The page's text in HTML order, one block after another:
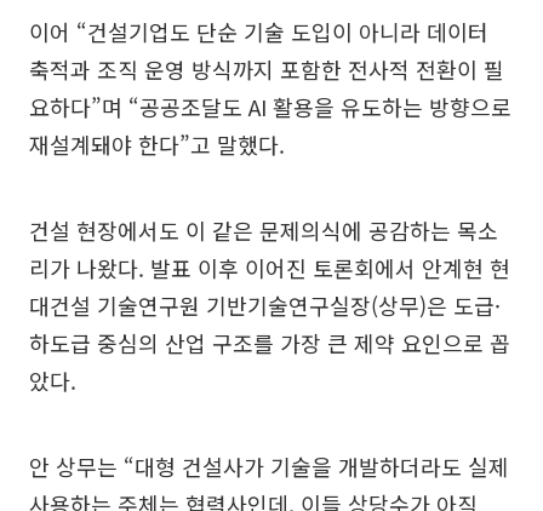
이어 “건설기업도 단순 기술 도입이 아니라 데이터
축적과 조직 운영 방식까지 포함한 전사적 전환이 필
요하다”며 “공공조달도 AI 활용을 유도하는 방향으로
재설계돼야 한다”고 말했다.
건설 현장에서도 이 같은 문제의식에 공감하는 목소
리가 나왔다. 발표 이후 이어진 토론회에서 안계현 현
대건설 기술연구원 기반기술연구실장(상무)은 도급·
하도급 중심의 산업 구조를 가장 큰 제약 요인으로 꼽
았다.
안 상무는 “대형 건설사가 기술을 개발하더라도 실제
사용하는 주체는 협력사인데, 이들 상당수가 아직